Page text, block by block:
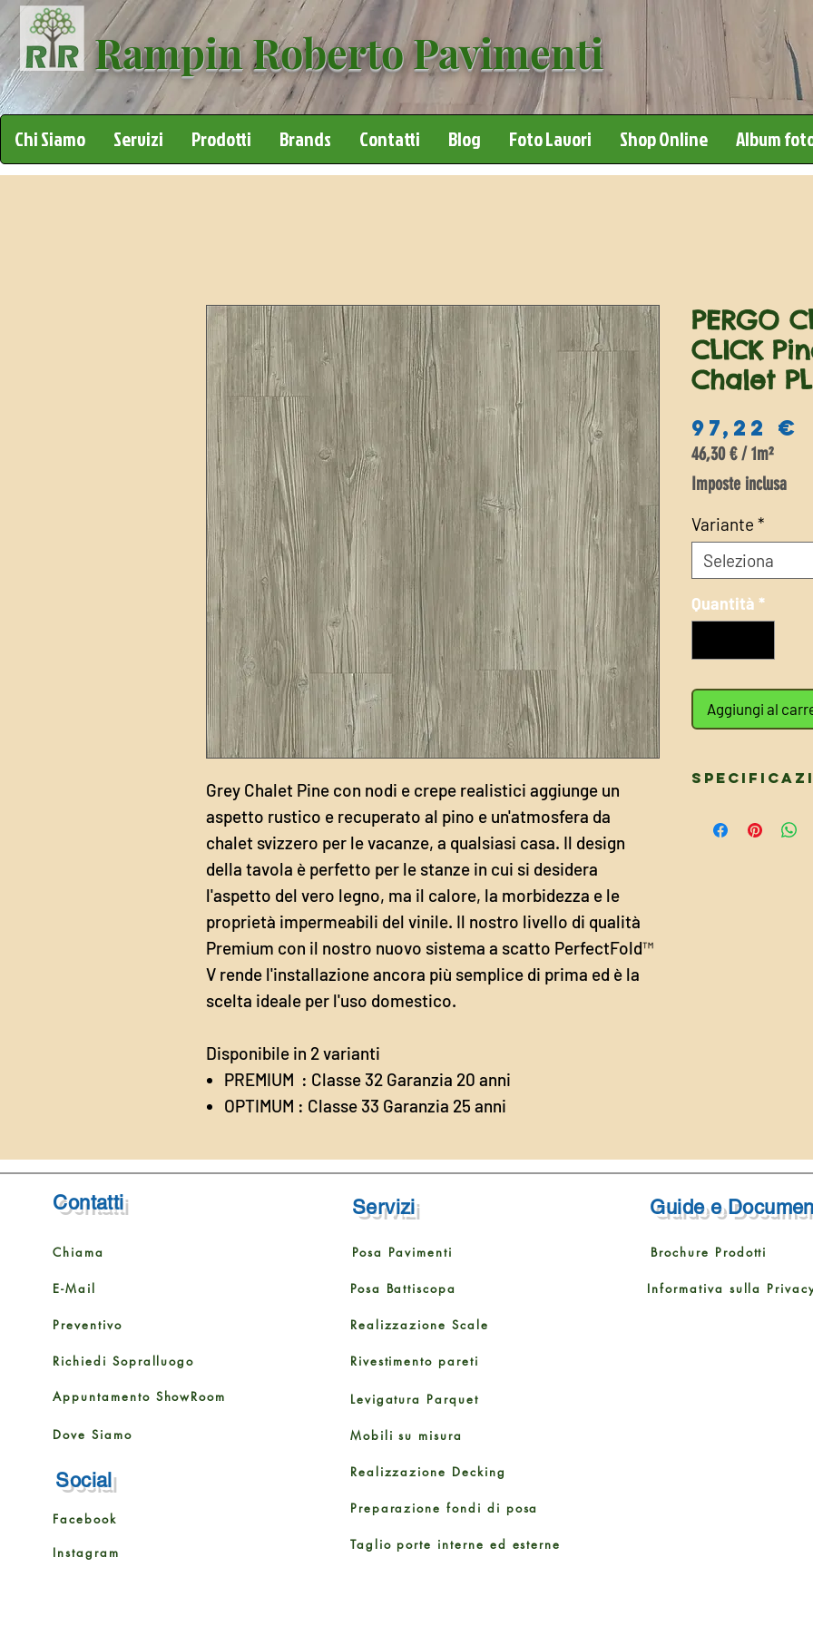
Rampin Roberto Pavimenti
Chi Siamo Servizi Prodotti Brands Contatti Blog Foto Lavori Shop Online Album
‎Grey Chalet Pine con nodi e crepe realistici aggiunge un
aspetto rustico e recuperato al pino e un'atmosfera da
chalet svizzero per le vacanze, a qualsiasi casa. Il design
della tavola è perfetto per le stanze in cui si desidera
l'aspetto del vero legno, ma il calore, la morbidezza e le
proprietà impermeabili del vinile. Il nostro livello di qualità
Premium con il nostro nuovo sistema a scatto PerfectFold™
V rende l'installazione ancora più semplice di prima ed è la
scelta ideale per l'uso domestico.‎
Disponibile in 2 varianti
PREMIUM : Classe 32 Garanzia 20 anni
OPTIMUM : Classe 33 Garanzia 25 anni
PERGO
CLICK
Chalet PL
97,22 €
46,30 € /1m²
46,30 €
ogni
1
Metro
quadrato
Imposte inclusa
Variante *
Seleziona
Quantità *
Aggiungi al
DIMENSIONI
Contatti
Chiama
E-Mail
Preventivo
Appuntamento ShowRoom
Richiedi Sopralluogo
Dove Siamo
Social
Facebook
Instagram
Servizi
Posa Pavimenti
Posa Battiscopa
Realizzazione Scale
Rivestimento pareti
Levigatura Parquet
Mobili su misura
Realizzazione Decking
Preparazione fondi di posa
Taglio porte interne ed esterne
Guide e
Brochure Prodotti
Informativa sulla